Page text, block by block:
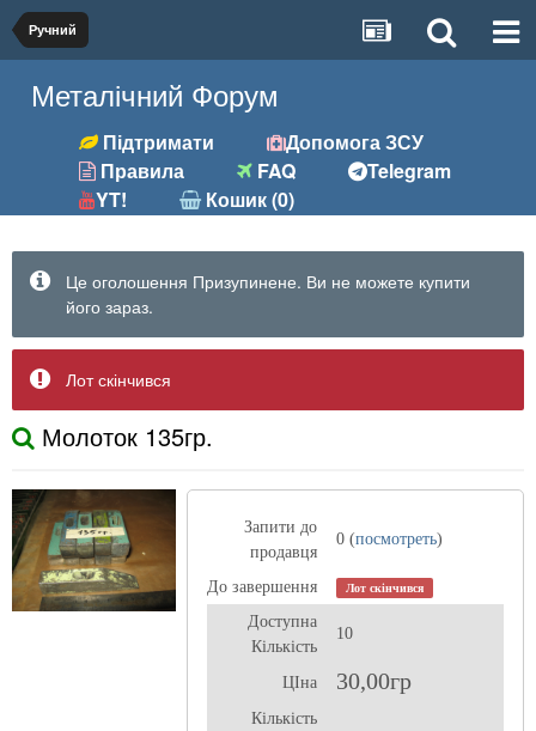
Ручний
Металічний Форум
Підтримати
Допомога ЗСУ
Правила
FAQ
Telegram
YT!
Кошик (0)
Це оголошення Призупинене. Ви не можете купити
його зараз.
Лот скінчився
Молоток 135гр.
Запити до
продавця
0 (посмотреть)
До завершення Лот скінчився
Доступна
Кількість
10
ЦІна 30,00гр
Кількість